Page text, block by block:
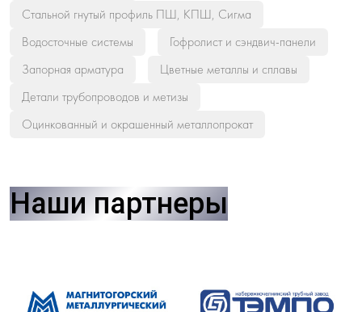
Стальной гнутый профиль ПШ, КПШ, Сигма
Водосточные системы
Гофролист и сэндвич-панели
Запорная арматура
Цветные металлы и сплавы
Детали трубопроводов и метизы
Оцинкованный и окрашенный металлопрокат
Наши партнеры